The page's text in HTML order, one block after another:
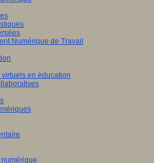
Numérique de Travail
virtuels en éducation
numérique